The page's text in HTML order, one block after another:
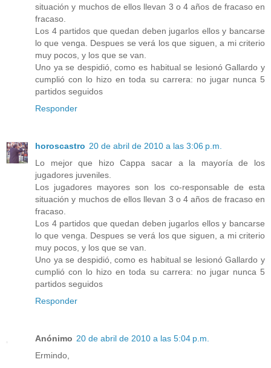
situación y muchos de ellos llevan 3 o 4 años de fracaso en
fracaso.
Los 4 partidos que quedan deben jugarlos ellos y bancarse
lo que venga. Despues se verá los que siguen, a mi criterio
muy pocos, y los que se van.
Uno ya se despidió, como es habitual se lesionó Gallardo y
cumplió con lo hizo en toda su carrera: no jugar nunca 5
partidos seguidos
Responder
horoscastro 20 de abril de 2010 a las 3:06 p.m.
Lo mejor que hizo Cappa sacar a la mayoría de los
jugadores juveniles.
Los jugadores mayores son los co-responsable de esta
situación y muchos de ellos llevan 3 o 4 años de fracaso en
fracaso.
Los 4 partidos que quedan deben jugarlos ellos y bancarse
lo que venga. Despues se verá los que siguen, a mi criterio
muy pocos, y los que se van.
Uno ya se despidió, como es habitual se lesionó Gallardo y
cumplió con lo hizo en toda su carrera: no jugar nunca 5
partidos seguidos
Responder
Anónimo 20 de abril de 2010 a las 5:04 p.m.
Ermindo,